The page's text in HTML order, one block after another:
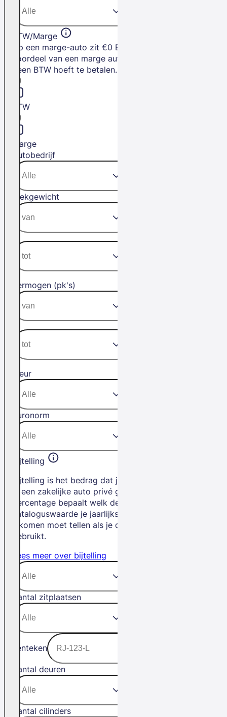
BTW/Marge
Op een marge-auto zit €0 BTW. Het
voordeel van een marge auto is dat je
geen BTW hoeft te betalen.
BTW
Marge
Autobedrijf
Trekgewicht
Vermogen (pk's)
Kleur
Euronorm
Bijtelling
Bijtelling is het bedrag dat je betaalt als
je een zakelijke auto privé gebruikt. Het
percentage bepaalt welk deel van de
cataloguswaarde je jaarlijks bij je
inkomen moet tellen als je de auto privé
gebruikt.
Lees meer over bijtelling
Aantal zitplaatsen
Kenteken
Aantal deuren
Aantal cilinders